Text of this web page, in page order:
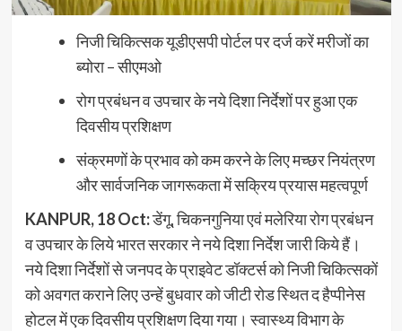
निजी चिकित्सक यूडीएसपी पोर्टल पर दर्ज करें मरीजों का
ब्योरा – सीएमओ
रोग प्रबंधन व उपचार के नये दिशा निर्देशों पर हुआ एक
दिवसीय प्रशिक्षण
संक्रमणों के प्रभाव को कम करने के लिए मच्छर नियंत्रण
और सार्वजनिक जागरूकता में सक्रिय प्रयास महत्वपूर्ण
KANPUR, 18 Oct:डेंगू, चिकनगुनिया एवं मलेरिया रोग प्रबंधन
व उपचार के लिये भारत सरकार ने नये दिशा निर्देश जारी किये हैं।
नये दिशा निर्देशों से जनपद के प्राइवेट डॉक्टर्स को निजी चिकित्सकों
को अवगत कराने लिए उन्हें बुधवार को जीटी रोड स्थित द हैप्पीनेस
होटल में एक दिवसीय प्रशिक्षण दिया गया। स्वास्थ्य विभाग के